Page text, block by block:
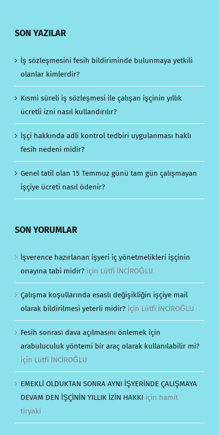
SON YAZILAR
İş sözleşmesini fesih bildiriminde bulunmaya yetkili
olanlar kimlerdir?
Kısmi süreli iş sözleşmesi ile çalışan işçinin yıllık
ücretli izni nasıl kullandırılır?
İşçi hakkında adli kontrol tedbiri uygulanması haklı
fesih nedeni midir?
Genel tatil olan 15 Temmuz günü tam gün çalışmayan
işçiye ücreti nasıl ödenir?
SON YORUMLAR
İşverence hazırlanan işyeri iç yönetmelikleri işçinin
onayına tabi midir? için Lütfi İNCİROĞLU
Çalışma koşullarında esaslı değişikliğin işçiye mail
olarak bildirilmesi yeterli midir? için Lütfi İNCİROĞLU
Fesih sonrası dava açılmasını önlemek için
arabuluculuk yöntemi bir araç olarak kullanılabilir mi?
için Lütfi İNCİROĞLU
EMEKLİ OLDUKTAN SONRA AYNI İŞYERİNDE ÇALIŞMAYA
DEVAM DEN İŞÇİNİN YILLIK İZİN HAKKI için hamit
tiryaki